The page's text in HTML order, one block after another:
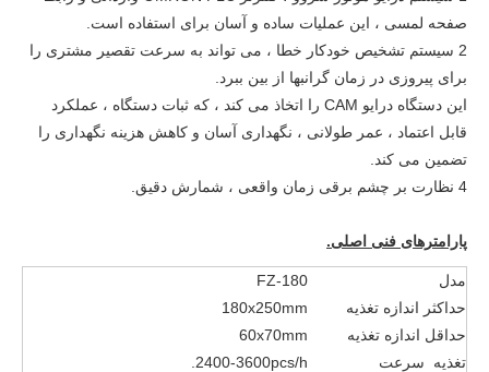
صفحه لمسی ، این عملیات ساده و آسان برای استفاده است.
2 سیستم تشخیص خودکار خطا ، می تواند به سرعت تقصیر مشتری را
برای پیروزی در زمان گرانبها از بین ببرد.
این دستگاه درایو CAM را اتخاذ می کند ، که ثبات دستگاه ، عملکرد
قابل اعتماد ، عمر طولانی ، نگهداری آسان و کاهش هزینه نگهداری را
تضمین می کند.
4 نظارت بر چشم برقی زمان واقعی ، شمارش دقیق.
پارامترهای فنی اصلی.
مدل
FZ-180
حداکثر اندازه تغذیه
180x250mm
حداقل اندازه تغذیه
60x70mm
تغذیه سرعت
2400-3600pcs/h.